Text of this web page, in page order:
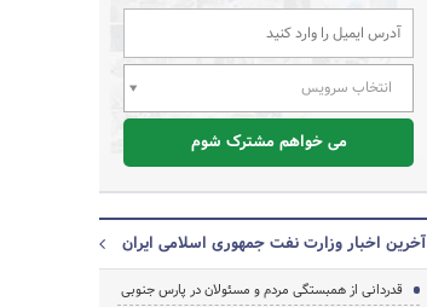
انتخاب سرویس
می خواهم مشترک شوم
آخرین اخبار وزارت نفت جمهوری اسلامی ایران
قدردانی از همبستگی مردم و مسئولان در پارس جنوبی